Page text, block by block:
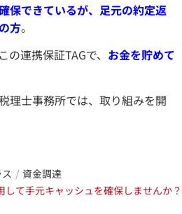
保できているが、足元の約定返
方。
連携保証TAGで、 お金を貯めて
理士事務所では、取り組みを開
資金調達
して手元キャッシュを確保しませんか？